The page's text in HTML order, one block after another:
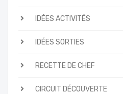
IDÉES ACTIVITÉS
IDÉES SORTIES
RECETTE DE CHEF
CIRCUIT DÉCOUVERTE